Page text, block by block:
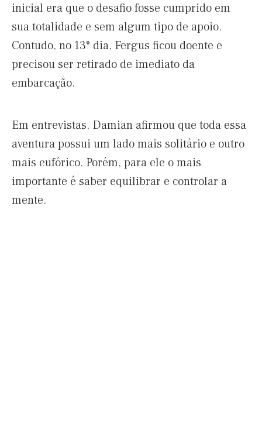
inicial era que o desafio fosse cumprido em
sua totalidade e sem algum tipo de apoio.
Contudo, no 13° dia, Fergus ficou doente e
precisou ser retirado de imediato da
embarcação.
Em entrevistas, Damian afirmou que toda essa
aventura possui um lado mais solitário e outro
mais eufórico. Porém, para ele o mais
importante é saber equilibrar e controlar a
mente.